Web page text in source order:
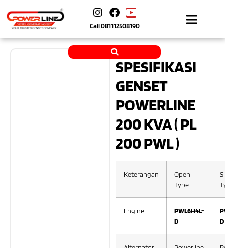
Call081112508190
SPESIFIKASI
GENSET
POWERLINE
200 KVA ( PL
200 PWL )
Keterangan
Open
Type
Engine
PWL6H4L-
D
D